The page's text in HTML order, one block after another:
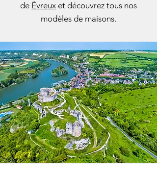
de Évreux et découvrez tous nos
modèles de maisons.